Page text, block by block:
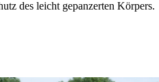
des leicht gepanzerten Körpers.